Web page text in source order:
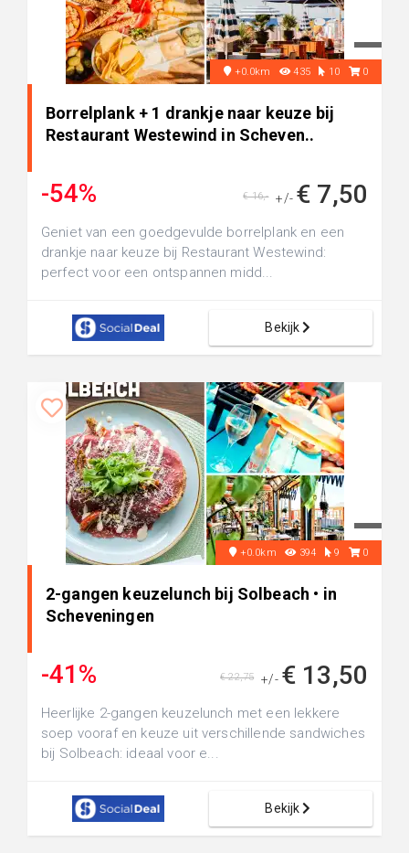
+0.0km 435 10 0
Borrelplank + 1 drankje naar keuze bij
Restaurant Westewind in Scheven..
-54% +/- € 7,50
€ 16,-
Geniet van een goedgevulde borrelplank en een
drankje naar keuze bij Restaurant Westewind:
perfect voor een ontspannen midd...
Bekijk
+0.0km 394 9 0
2-gangen keuzelunch bij Solbeach • in
Scheveningen
-41% +/- € 13,50
€ 22,75
Heerlijke 2-gangen keuzelunch met een lekkere
soep vooraf en keuze uit verschillende sandwiches
bij Solbeach: ideaal voor e...
Bekijk